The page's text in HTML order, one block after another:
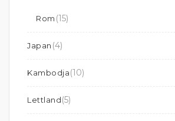
Rom (15)
Japan (4)
Kambodja(10)
Lettland(5)